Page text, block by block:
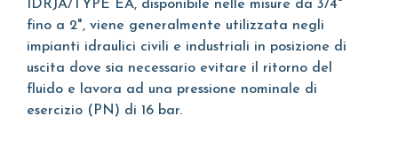
IDRJA/TYPE EA, disponibile nelle misure da 3/4"
fino a 2", viene generalmente utilizzata negli
impianti idraulici civili e industriali in posizione di
uscita dove sia necessario evitare il ritorno del
fluido e lavora ad una pressione nominale di
esercizio (PN) di 16 bar.